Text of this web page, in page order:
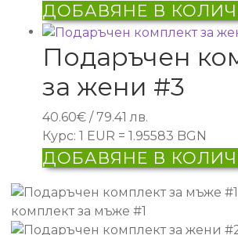
ДОБАВЯНЕ В
Подаръчен
за жени #3
40.60€ / 79.41 лв.
Курс: 1 EUR = 1.95583 BGN
ДОБАВЯНЕ В
комплект за мъже #1